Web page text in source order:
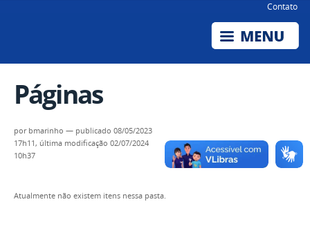
Contato
Páginas
por bmarinho — publicado 08/05/2023
17h11, última modificação 02/07/2024
10h37
Atualmente não existem itens nessa pasta.